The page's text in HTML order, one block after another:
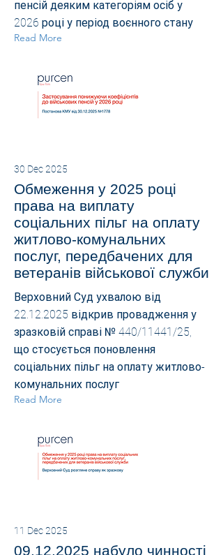
пенсій деяким категоріям осіб у
2026 році у період воєнного стану
Read More
30 Dec 2025
Обмеження у 2025 році
права на виплату
соціальних пільг на оплату
житлово-комунальних
послуг, передбачених для
ветеранів військової служби
Верховний Суд ухвалою від
22.12.2025 відкрив провадження у
зразковій справі № 440/11441/25,
що стосується поновлення
соціальних пільг на оплату житлово-
комунальних послуг
Read More
11 Dec 2025
09.12.2025 набуло чинності